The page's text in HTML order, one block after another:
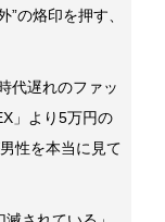
の烙印を押す、
代遅れのファッ
」より5万円の
性を本当に見て